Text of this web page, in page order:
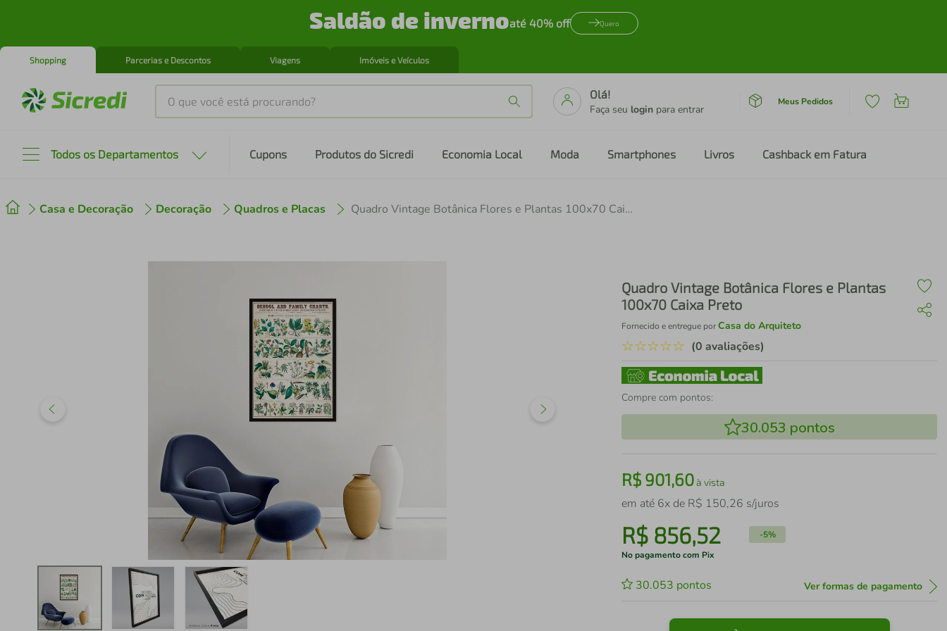
Saldão de invernoaté 40% off Quero
Shopping Parcerias e Descontos Viagens Imóveis e Veículos
O que você está procurando?
Olá!
Faça seu login para entrar
Meus Pedidos
Todos os Departamentos Cupons Produtos do Sicredi Economia Local Moda Smartphones Livros Cashback em Fatura
Casa e Decoração Decoração Quadros e Placas Quadro Vintage Botânica Flores e Plantas 100x70 Caixa Preto
Quadro Vintage Botânica Flores e Plantas
100x70 Caixa Preto
Fornecido e entregue porCasa do Arquiteto
☆☆☆☆☆ (0 avaliações)
Compre com pontos:
30.053 pontos
R$901,60à vista
em até 6x de R$ 150,26 s/juros
R$ 856,52 -5%
No pagamento com Pix
30.053 pontos Ver formas de pagamento
º cafeteira